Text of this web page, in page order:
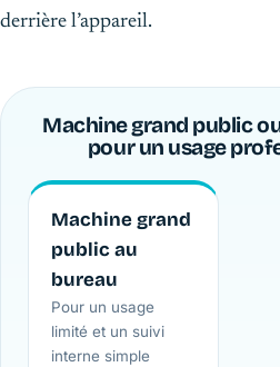
derrière l’appareil.
Machine grand public
pour un usage
Machine grand
public au
bureau
Pour un usage
limité et un suivi
interne simple